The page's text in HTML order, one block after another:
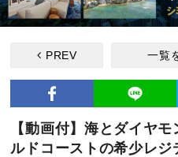
PREV 一覧
【動画付】海とダイヤ
ルドコーストの希少レジ